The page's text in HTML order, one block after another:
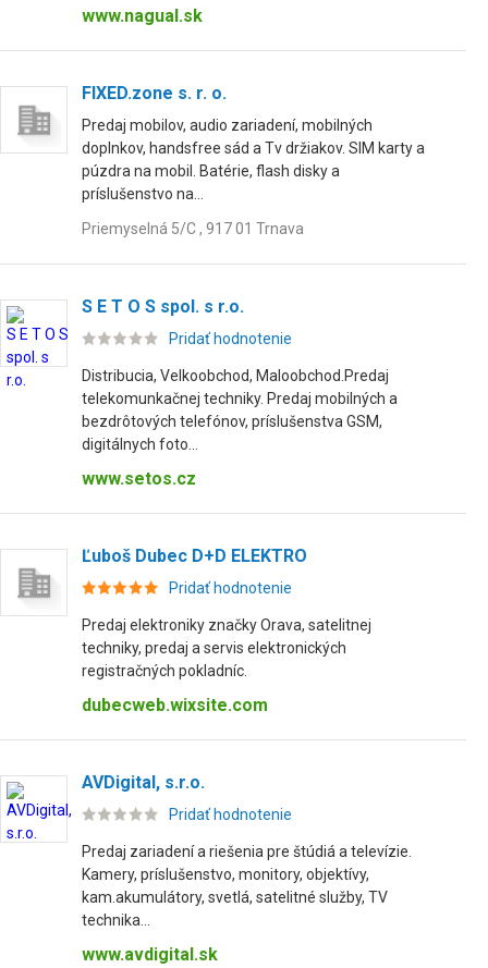
www.nagual.sk
FIXED.zone s. r. o.
Predaj mobilov, audio zariadení, mobilných
doplnkov, handsfree sád a Tv držiakov. SIM karty a
púzdra na mobil. Batérie, flash disky a
príslušenstvo na...
Priemyselná 5/C , 917 01 Trnava
S E T O S spol. s r.o.
Pridať hodnotenie
Distribucia, Velkoobchod, Maloobchod.Predaj
telekomunkačnej techniky. Predaj mobilných a
bezdrôtových telefónov, príslušenstva GSM,
digitálnych foto...
www.setos.cz
Ľuboš Dubec D+D ELEKTRO
Pridať hodnotenie
Predaj elektroniky značky Orava, satelitnej
techniky, predaj a servis elektronických
registračných pokladníc.
dubecweb.wixsite.com
AVDigital, s.r.o.
Pridať hodnotenie
Predaj zariadení a riešenia pre štúdiá a televízie.
Kamery, príslušenstvo, monitory, objektívy,
kam.akumulátory, svetlá, satelitné služby, TV
technika...
www.avdigital.sk